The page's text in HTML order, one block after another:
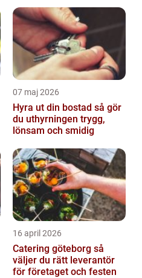
07 maj 2026
Hyra ut din bostad så gör
du uthyrningen trygg,
lönsam och smidig
16 april 2026
Catering göteborg så
väljer du rätt leverantör
för företaget och festen